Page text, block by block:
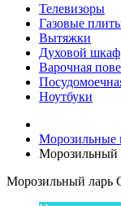
Телевизоры
Газовые
Вытяжки
Духовой шкаф
Варочная
Ноутбуки
Морозильные
Морозильный
Морозильный ларь